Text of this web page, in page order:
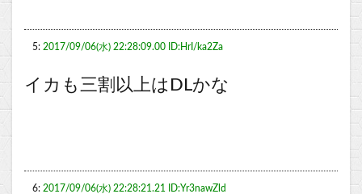
5: 2017/09/06(水) 22:28:09.00 ID:HrI/ka2Za
イカも三割以上はDLかな
6: 2017/09/06(水) 22:28:21.21 ID:Yr3nawZld